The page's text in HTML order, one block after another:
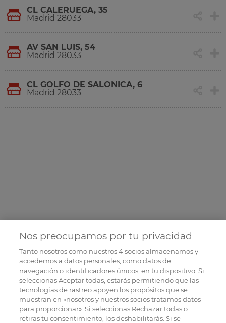
CL CALERUEGA, 35
Madrid 28033
AV SAN LUIS, 54
Madrid 28033
CL GOLFO DE SALONICA, 6
Madrid 28033
Nos preocupamos por tu privacidad
Tanto nosotros como nuestros4socios almacenamos y
accedemos a datos personales, como datos de
navegación o identificadores únicos, en tu dispositivo. Si
seleccionas Aceptar todas, estarás permitiendo que las
tecnologías de rastreo apoyen los propósitos que se
muestran en «nosotros y nuestros socios tratamos datos
para proporcionar». Si seleccionas Rechazar todas o
retiras tu consentimiento, los deshabilitarás. Si se